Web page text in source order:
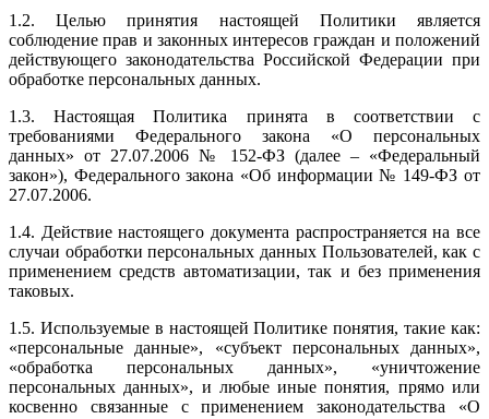
1.2. Целью принятия настоящей Политики является
соблюдение прав и законных интересов граждан и положений
действующего законодательства Российской Федерации при
обработке персональных данных.
1.3. Настоящая Политика принята в соответствии с
требованиями Федерального закона «О персональных
данных» от 27.07.2006 № 152-ФЗ (далее – «Федеральный
закон»), Федерального закона «Об информации № 149-ФЗ от
27.07.2006.
1.4. Действие настоящего документа распространяется на все
случаи обработки персональных данных Пользователей, как с
применением средств автоматизации, так и без применения
таковых.
1.5. Используемые в настоящей Политике понятия, такие как:
«персональные данные», «субъект персональных данных»,
«обработка персональных данных», «уничтожение
персональных данных», и любые иные понятия, прямо или
косвенно связанные с применением законодательства «О